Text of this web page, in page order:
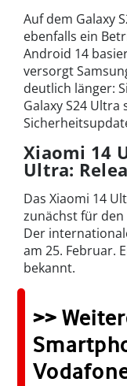
Auf dem Galaxy
ebenfalls ein
Android 14
versorgt
deutlich länger:
Galaxy S24
Xiaomi 14
Ultra:
Das Xiaomi 14
zunächst für
Der
am 25. Februar.
bekannt.
>>